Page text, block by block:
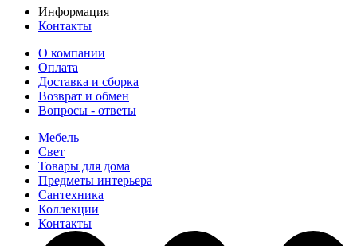
Информация
Контакты
О компании
Оплата
Доставка и сборка
Возврат и обмен
Вопросы - ответы
Мебель
Свет
Товары для дома
Предметы интерьера
Сантехника
Коллекции
Контакты